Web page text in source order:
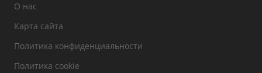
О нас
Карта сайта
Политика конфиденциальности
Политика cookie